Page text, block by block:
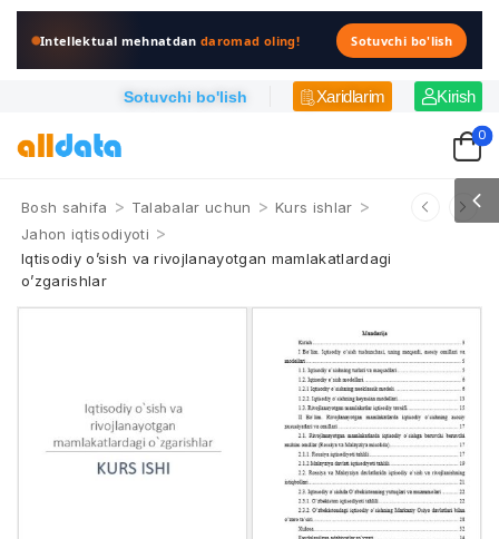
Intellektual mehnatdandaromad oling! Sotuvchi bo'lish
Sotuvchi bo'lish Xaridlarim Kirish
0
Bosh sahifa > Talabalar uchun > Kurs ishlar >
Jahon iqtisodiyoti >
Iqtisodiy o’sish va rivojlanayotgan mamlakatlardagi
o’zgarishlar